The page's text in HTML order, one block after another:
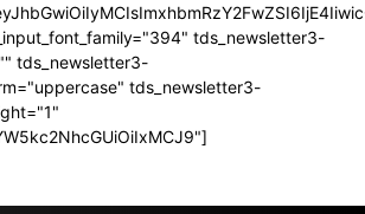
tds_newsletter3-
tds_newsletter3-
tds_newsletter3-